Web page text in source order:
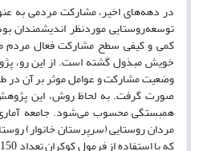
در دهه‌های اخیر، مشارکت مردمی به‌
توسعه‌روستایی مورد‌نظر اندیشمندان
کمی و کیفی سطح مشارکت فعال مردم
خویش مبذول گشته است‌. از این رو،
وضعیت مشارکت و عوامل موثر بر آن
صورت گرفت. به لحاظ روش، این
مردان روستایی (سرپرستان خانوار)